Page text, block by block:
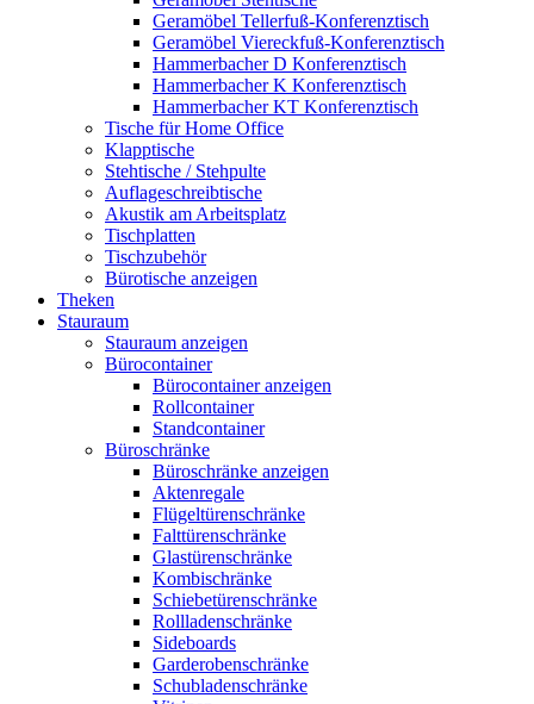
Geramöbel Tellerfuß-Konferenztisch
Geramöbel Viereckfuß-Konferenztisch
Hammerbacher D Konferenztisch
Hammerbacher K Konferenztisch
Hammerbacher KT Konferenztisch
Tische für Home Office
Klapptische
Stehtische / Stehpulte
Auflageschreibtische
Akustik am Arbeitsplatz
Tischplatten
Tischzubehör
Bürotische anzeigen
Theken
Stauraum
Stauraum anzeigen
Bürocontainer
Bürocontainer anzeigen
Rollcontainer
Standcontainer
Büroschränke
Büroschränke anzeigen
Aktenregale
Flügeltürenschränke
Falttürenschränke
Glastürenschränke
Kombischränke
Schiebetürenschränke
Rollladenschränke
Sideboards
Garderobenschränke
Schubladenschränke